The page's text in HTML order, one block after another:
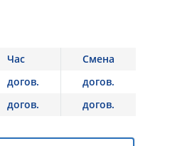
Час
Смена
догов.
догов.
догов. догов.